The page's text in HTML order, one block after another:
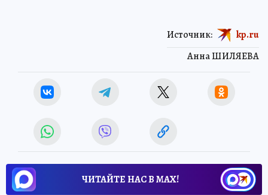
Анна ШИЛЯЕВА
Источник: kp.ru
ЧИТАЙТЕ НАС В МАХ!